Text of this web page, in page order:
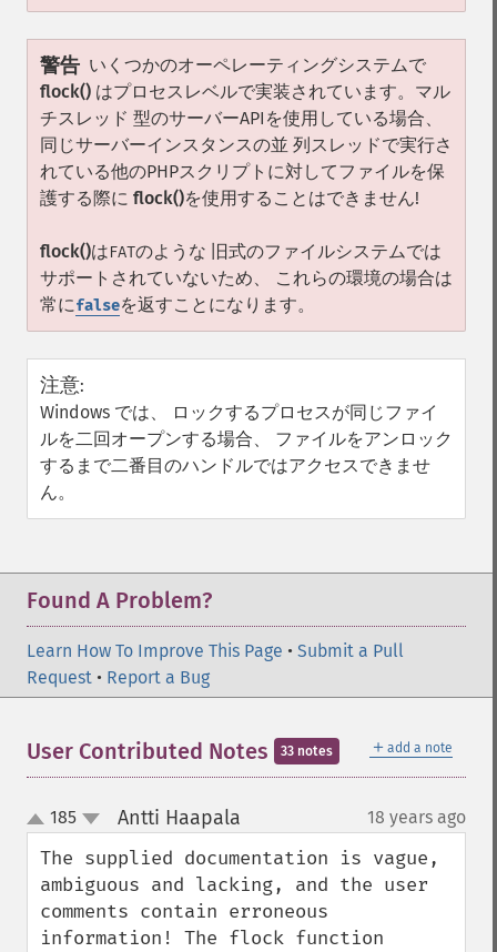
警告 いくつかのオーペレーティングシステムで
flock() はプロセスレベルで実装されています。マル
チスレッド 型のサーバーAPIを使用している場合、
同じサーバーインスタンスの並 列スレッドで実行さ
れている他のPHPスクリプトに対してファイルを保
護する際に flock()を使用することはできません!
flock()はFATのような 旧式のファイルシステムでは
サポートされていないため、 これらの環境の場合は
常にfalseを返すことになります。
注意:
Windows では、 ロックするプロセスが同じファイ
ルを二回オープンする場合、 ファイルをアンロック
するまで二番目のハンドルではアクセスできませ
ん。
Found A Problem?
Learn How To Improve This Page • Submit a Pull
Request • Report a Bug
＋ add a note
User Contributed Notes 33 notes
up
down
185 Antti Haapala 18 years ago
The supplied documentation is vague,
ambiguous and lacking, and the user
comments contain erroneous
information! The flock function